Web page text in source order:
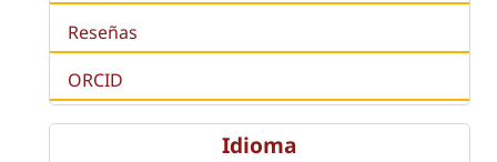
Reseñas
ORCID
Idioma